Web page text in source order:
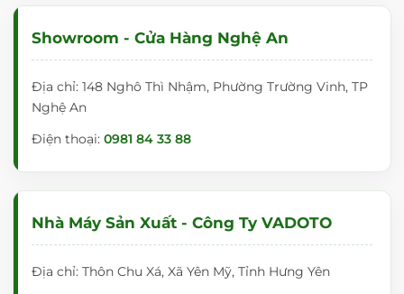
hàng, các bậc phụ huynh và quý thầy cô có thể đến hệ
bạn có thể trực tiếp chạm, ghim thử và đánh giá sự
Hệ Thống Showroom VADOTO Toàn Quốc:
📞 Điện thoại: 0983 289 958
Showroom - Cửa Hàng Nghệ An
Địa chỉ: 148 Nghô Thì Nhậm, Phường Trường Vinh, TP
Nghệ An
Điện thoại: 0981 84 33 88
Nhà Máy Sản Xuất - Công Ty VADOTO
Địa chỉ: Thôn Chu Xá, Xã Yên Mỹ, Tỉnh Hưng Yên